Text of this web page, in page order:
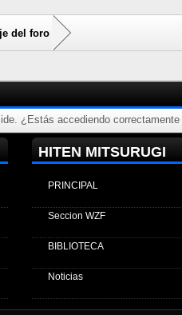
del foro
¿Estás accediendo
HITEN MITSURUGI
PRINCIPAL
Seccion WZF
BIBLIOTECA
Noticias